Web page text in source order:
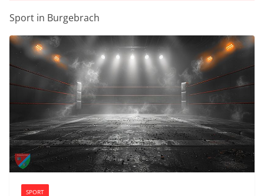
Sport in Burgebrach
SPORT